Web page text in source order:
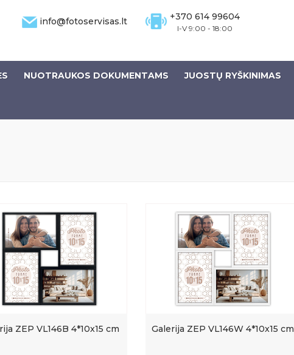
info@fotoservisas.lt +370 614 99604
I-V 9:00 - 18:00
NUOTRAUKOS DOKUMENTAMS JUOSTŲ RYŠKINIMAS
ZEP VL146B 4*10x15 cm Galerija ZEP VL146W 4*10x15 cm